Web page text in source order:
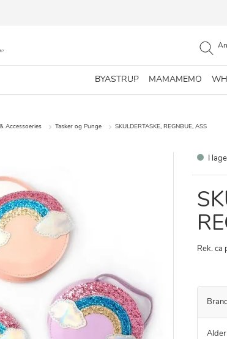
BYASTRUP MAMAMEMO
Accessoeries Tasker og Punge SKULDERTASKE, REGNBUE, ASS
I
Rek. ca
Brand
Alder